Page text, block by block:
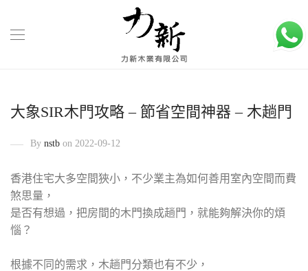
大象SIR木門攻略 – 節省空間神器 – 木趟門
By nstb on 2022-09-12
香港住宅大多空間狹小，不少業主為如何善用室內空間而費
煞思量，
是否有想過，把房間的木門換成趟門，就能夠解決你的煩
惱？
根據不同的需求，木趟門分類也有不少，